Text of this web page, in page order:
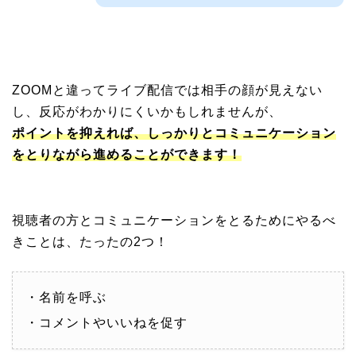
ZOOMと違ってライブ配信では相手の顔が見えない
し、反応がわかりにくいかもしれませんが、
ポイントを抑えれば、しっかりとコミュニケーション
をとりながら進めることができます！
視聴者の方とコミュニケーションをとるためにやるべ
きことは、たったの2つ！
・名前を呼ぶ
・コメントやいいねを促す